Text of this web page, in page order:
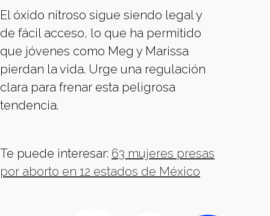
El óxido nitroso sigue siendo legal y
de fácil acceso, lo que ha permitido
que jóvenes como Meg y Marissa
pierdan la vida. Urge una regulación
clara para frenar esta peligrosa
tendencia.
Te puede interesar: 63 mujeres presas
por aborto en 12 estados de México